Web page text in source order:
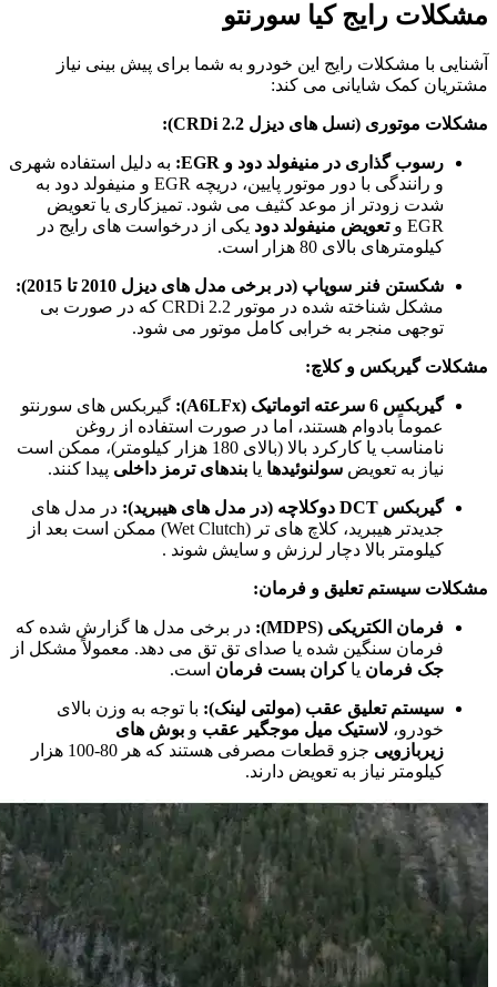
مشکلات رایج کیا سورنتو
آشنایی با مشکلات رایج این خودرو به شما برای پیش‌ بینی نیاز
مشتریان کمک شایانی می‌ کند:
مشکلات موتوری (نسل‌ های دیزل 2.2 CRDi):
رسوب‌ گذاری در منیفولد دود و EGR:
به دلیل استفاده شهری
و رانندگی با دور موتور پایین، دریچه EGR و منیفولد دود به
شدت زودتر از موعد کثیف می‌ شود. تمیزکاری یا تعویض
EGR و
تعویض منیفولد دود یکی از درخواست‌ های رایج در
کیلومترهای بالای 80 هزار است.
شکستن فنر سوپاپ (در برخی مدل‌ های دیزل 2010 تا 2015):
مشکل شناخته شده در موتور 2.2 CRDi که در صورت بی‌
توجهی منجر به خرابی کامل موتور می‌ شود.
مشکلات گیربکس و کلاچ:
گیربکس 6 سرعته اتوماتیک (A6LFx):
گیربکس‌ های سورنتو
عموماً بادوام هستند، اما در صورت استفاده از روغن
نامناسب یا کارکرد بالا (بالای 180 هزار کیلومتر)، ممکن است
نیاز به تعویض سولنوئیدها یا بندهای ترمز داخلی پیدا کنند.
گیربکس DCT دوکلاچه (در مدل‌ های هیبرید):
در مدل‌ های
جدیدتر هیبرید، کلاچ‌ های تر (Wet Clutch) ممکن است بعد از
کیلومتر بالا دچار لرزش و سایش شوند .
مشکلات سیستم تعلیق و فرمان:
فرمان الکتریکی (MDPS):
در برخی مدل‌ ها گزارش شده که
فرمان سنگین شده یا صدای تق تق می‌ دهد. معمولاً مشکل از
جک فرمان یاکران بست فرمان است.
سیستم تعلیق عقب (مولتی لینک): با توجه به وزن بالای
خودرو، لاستیک میل موجگیر عقب و بوش های
زیربازویی
جزو قطعات مصرفی هستند که هر 80-100 هزار
کیلومتر نیاز به تعویض دارند.